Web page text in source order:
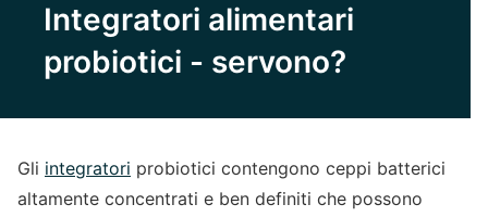
Integratori alimentari
probiotici - servono?
Gli integratori probiotici contengono ceppi batterici
altamente concentrati e ben definiti che possono